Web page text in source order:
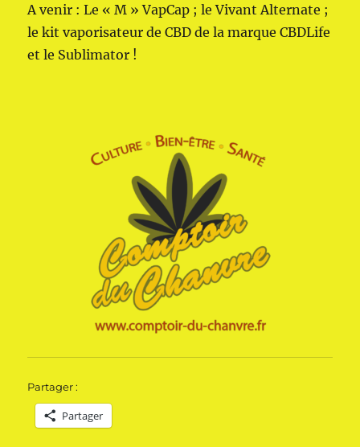
A venir : Le « M » VapCap ; le Vivant Alternate ;
le kit vaporisateur de CBD de la marque CBDLife
et le Sublimator !
Partager :
Partager